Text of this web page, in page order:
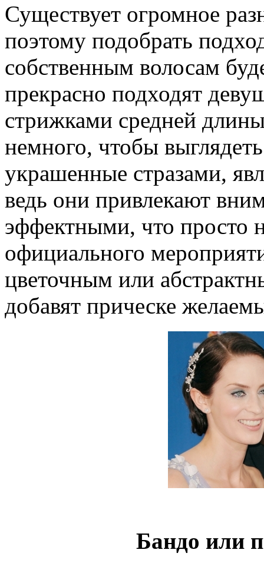
Существует огромное
поэтому подобрать
собственным волосам
прекрасно подходят
стрижками средней
немного, чтобы
украшенные стразами,
ведь они привлекают
эффектными, что просто
официального
цветочным или
добавят прическе
Бандо или